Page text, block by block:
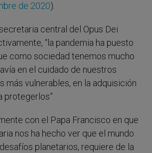
de 2020).
central del Opus Dei
“la pandemia ha puesto
como sociedad tenemos mucho
en el cuidado de nuestros
más vulnerables, en la adquisición
protegerlos”.
con el Papa Francisco en que
nos ha hecho ver que el mundo
planetarios, requiere de la